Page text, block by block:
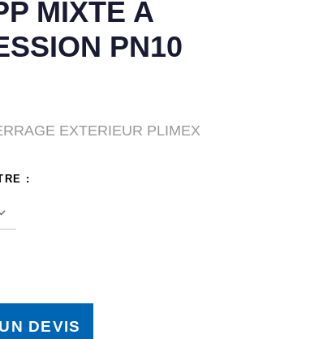
MIXTE A
PN10
EXTERIEUR PLIMEX
:
DEVIS